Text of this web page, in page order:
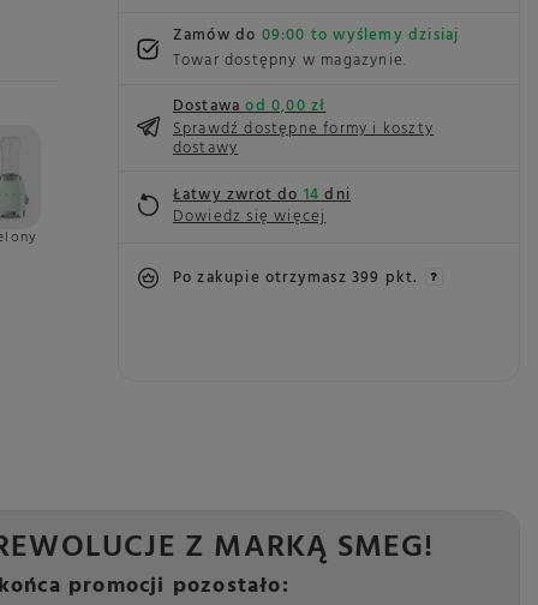
Zamów do 09:00 to wyślemy dzisiaj
Towar dostępny w magazynie
Dostawaod 0,00 zł
Sprawdź dostępne formy i koszty
dostawy
Łatwy zwrot do14dni
Dowiedz się więcej
Po zakupie otrzymasz 399 pkt.
Z MARKĄ SMEG!
promocji pozostało: